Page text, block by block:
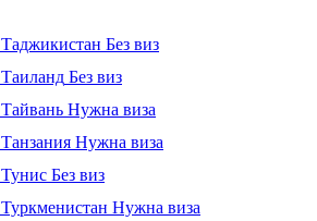
Таджикистан Без виз
Таиланд Без виз
Тайвань Нужна виза
Танзания Нужна виза
Тунис Без виз
Туркменистан Нужна виза